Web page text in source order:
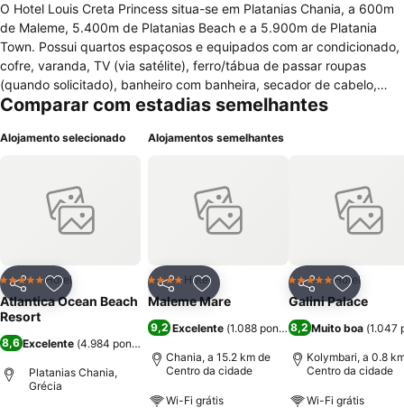
O Hotel Louis Creta Princess situa-se em Platanias Chania, a 600m
de Maleme, 5.400m de Platanias Beach e a 5.900m de Platania
Town. Possui quartos espaçosos e equipados com ar condicionado,
cofre, varanda, TV (via satélite), ferro/tábua de passar roupas
(quando solicitado), banheiro com banheira, secador de cabelo,
janelas desbloqueadas. O hotel oferece TV e café no lobby, acesso
e turística, elevador, sala de conferência/reunião, traslado para
poderá desfrutar de piscina infantil, piscina externa sazonal, bar na
piscina, praia particular, cafeteria, restaurante, casa noturna, clube
infantil, atividades aeróbicas, atividades de natação, quadra de
Comparar com estadias semelhantes
Alojamento selecionado
PartilharAdicionar aos favoritos
5 EstrelasHotel
Atlantica Ocean Beach
Resort
8,6Excelente (4.984 pontuações
Platanias Chania,
Grécia
Alojamentos semelhantes
PartilharAdicionar aos favoritos
4 EstrelasHotel
Maleme Mare
9,2 Excelente (1.088 pontuações)
Chania, a 15.2 km de
Centro da cidade
Wi-Fi grátis
Partilhar
5 EstrelasHotel
Galini Palace
8,2 Muito boa (1.047
Kolymbari, a 0.8
Centro da cidade
Wi-Fi grátis